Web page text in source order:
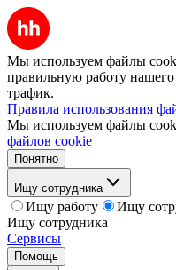
Мы используем файлы
правильную работу нашего
трафик.
Правила использования
Мы используем файлы
файлов cookie
Понятно
Ищу сотрудника
Ищу работу
Ищу
Ищу сотрудника
Сервисы
Помощь